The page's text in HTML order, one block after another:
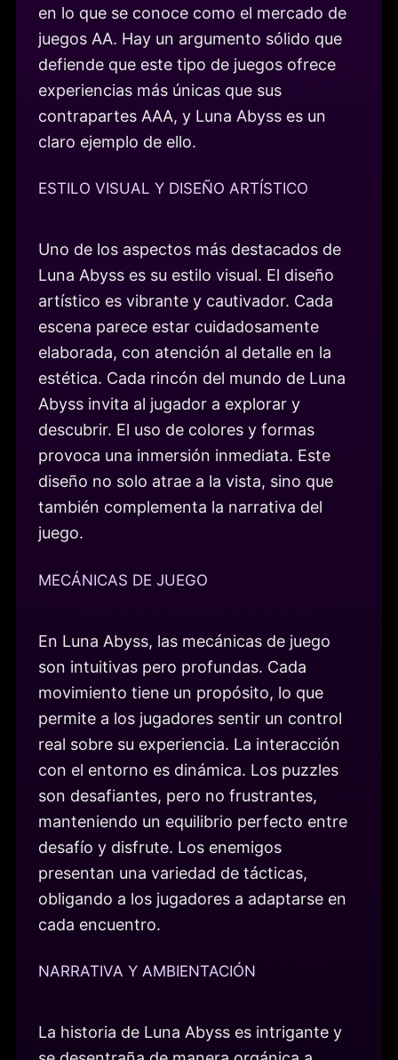
en lo que se conoce como el mercado de
juegos AA. Hay un argumento sólido que
defiende que este tipo de juegos ofrece
experiencias más únicas que sus
contrapartes AAA, y Luna Abyss es un
claro ejemplo de ello.
ESTILO VISUAL Y DISEÑO ARTÍSTICO
Uno de los aspectos más destacados de
Luna Abyss es su estilo visual. El diseño
artístico es vibrante y cautivador. Cada
escena parece estar cuidadosamente
elaborada, con atención al detalle en la
estética. Cada rincón del mundo de Luna
Abyss invita al jugador a explorar y
descubrir. El uso de colores y formas
provoca una inmersión inmediata. Este
diseño no solo atrae a la vista, sino que
también complementa la narrativa del
juego.
MECÁNICAS DE JUEGO
En Luna Abyss, las mecánicas de juego
son intuitivas pero profundas. Cada
movimiento tiene un propósito, lo que
permite a los jugadores sentir un control
real sobre su experiencia. La interacción
con el entorno es dinámica. Los puzzles
son desafiantes, pero no frustrantes,
manteniendo un equilibrio perfecto entre
desafío y disfrute. Los enemigos
presentan una variedad de tácticas,
obligando a los jugadores a adaptarse en
cada encuentro.
NARRATIVA Y AMBIENTACIÓN
La historia de Luna Abyss es intrigante y